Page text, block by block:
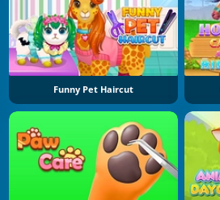
Funny Pet Haircut